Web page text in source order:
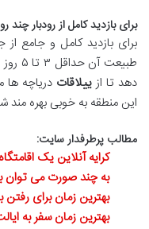
برای بازدید کامل از رودبار چند
برای بازدید کامل و جامع
دهد تا ازییلاقات دریاچه ها
این منطقه به خوبی بهره مند
مطالب پرطرفدار سایت:
کرایه آنلاین یک
به چند صورت می توان
بهترین زمان برای
بهترین زمان سفر به